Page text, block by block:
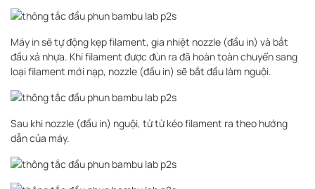
Máy in sẽ tự động kẹp filament, gia nhiệt nozzle (đầu in) và bắt
đầu xả nhựa. Khi filament được đùn ra đã hoàn toàn chuyển sang
loại filament mới nạp, nozzle (đầu in) sẽ bắt đầu làm nguội.
Sau khi nozzle (đầu in) nguội, từ từ kéo filament ra theo hướng
dẫn của máy.